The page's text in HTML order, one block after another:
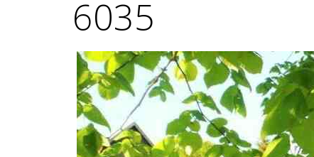
6035